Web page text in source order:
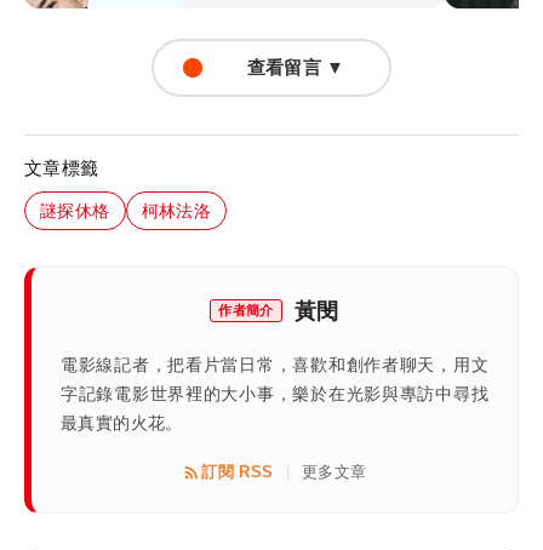
查看留言 ▼
文章標籤
謎探休格 柯林法洛
作者簡介 黃閔
電影線記者，把看片當日常，喜歡和創作者聊天，用文
字記錄電影世界裡的大小事，樂於在光影與專訪中尋找
最真實的火花。
訂閱 RSS 更多文章